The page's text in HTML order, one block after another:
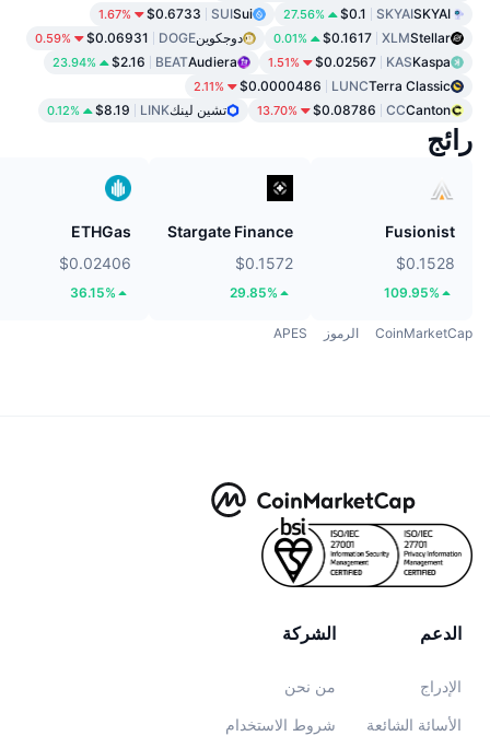
SKYAI
SKYAI
$0.1
27.56%
Sui
SUI
$0.6733
1.67%
Stellar
XLM
$0.1617
0.01% دوجكوينDOGE
$0.06931
0.59%
Kaspa
KAS
$0.02567
1.51%
Audiera
BEAT
$2.16
23.94%
Terra Classic
LUNC
$0.0000486
2.11%
Canton
CC
$0.08786
13.70% تشين لينكLINK
$8.19
0.12%
رائج
Fusionist
$0.1528
109.95%
Stargate Finance
$0.1572
29.85%
ETHGas
$0.02406
36.15%
CoinMarketCap الرموز APES
الشركة
من نحن
شروط الاستخدام
الدعم
الإدراج
الأسائة الشائعة